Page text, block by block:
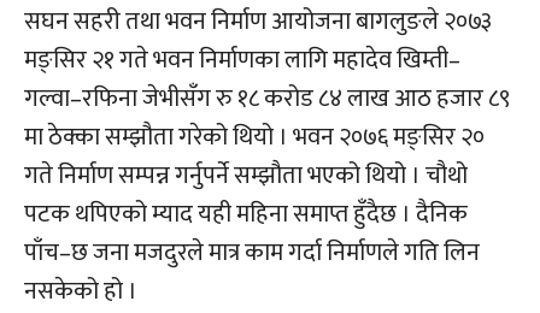
सघन सहरी तथा भवन निर्माण आयोजना बागलुङले २०७३
मङ्सिर २१ गते भवन निर्माणका लागि महादेव खिम्ती–
गल्वा–रफिना जेभीसँग रु १८ करोड ८४ लाख आठ हजार ८९
मा ठेक्का सम्झौता गरेको थियो । भवन २०७६ मङ्सिर २०
गते निर्माण सम्पन्न गर्नुपर्ने सम्झौता भएको थियो । चौथो
पटक थपिएको म्याद यही महिना समाप्त हुँदैछ । दैनिक
पाँच–छ जना मजदुरले मात्र काम गर्दा निर्माणले गति लिन
नसकेको हो ।